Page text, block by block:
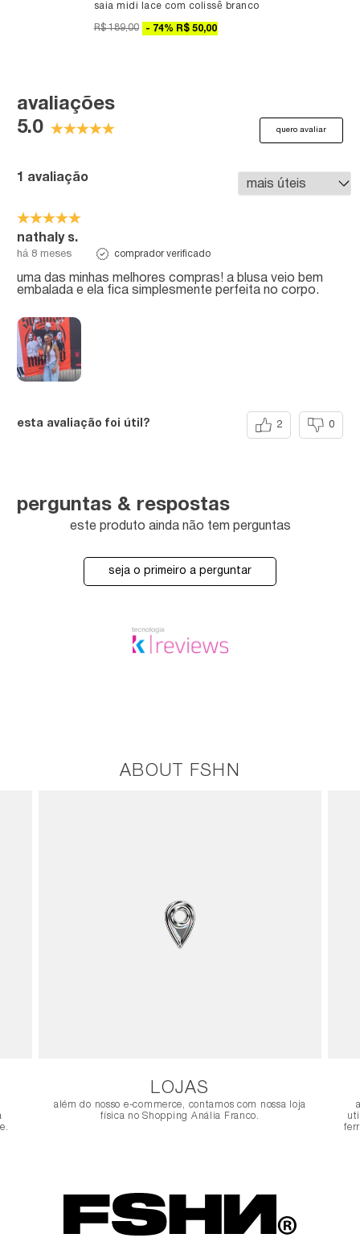
saia midi lace com colissê branco
R$ 189,00 R$ 50,00
74%
avaliações
5.0
quero avaliar
1 avaliação
nathaly s.
há 8 meses comprador verificado
uma das minhas melhores compras! a blusa veio bem
embalada e ela fica simplesmente perfeita no corpo.
esta avaliação foi útil? 2 0
perguntas & respostas
este produto ainda não tem perguntas
seja o primeiro a perguntar
ABOUT FSHN
LOJAS
além do nosso e-commerce, contamos com nossa loja
física no Shopping Anália Franco.